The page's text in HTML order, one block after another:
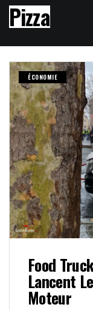
Pizza
ÉCONOMIE
Food
Lancent
Moteur